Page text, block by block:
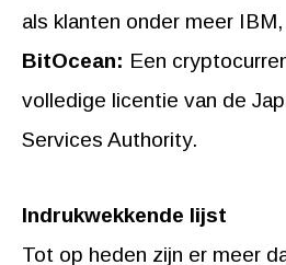
als klanten onder meer
BitOcean: Een
volledige licentie van de
Services Authority.
Indrukwekkende lijst
Tot op heden zijn er meer